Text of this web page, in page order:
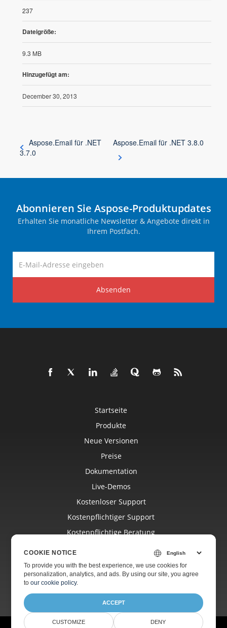
237
Dateigröße:
9.3 MB
Hinzugefügt am:
December 30, 2013
Aspose.Email für .NET
3.7.0
Aspose.Email für .NET 3.8.0
Abonnieren Sie Aspose-Produktupdates
Erhalten Sie monatliche Newsletter & Angebote direkt in
Ihrem Postfach.
Absenden
Startseite
Produkte
Neue Versionen
Preise
Dokumentation
Live-Demos
Kostenloser Support
Kostenpflichtiger Support
Kostenpflichtige Beratung
Websites
Über Uns
COOKIE NOTICE
To provide you with the best experience, we use cookies for
personalization, analytics, and ads. By using our site, you agree
toour cookie policy.
ACCEPT
CUSTOMIZE DENY